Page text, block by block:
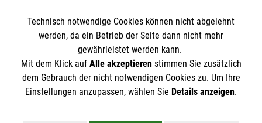
Presse
Pax-Bank für Kirche und Caritas eG
IBAN: DE48 3706 0120 1201 2290 10
BIC: GENODED1PA7
So finden Sie uns
Malteser in der Diözese Magdeburg
Hermann-Hesse-Straße 1a
Der Malteser Hilfsdienst e.V. ist als eingetragene
Technisch notwendige Cookies können nicht abgelehnt
werden, da ein Betrieb der Seite dann nicht mehr
gewährleistet werden kann.
Mit dem Klick auf Alle akzeptierenstimmen Sie zusätzlich
dem Gebrauch der nicht notwendigen Cookies zu. Um Ihre
Einstellungen anzupassen, wählen Sie Details anzeigen.